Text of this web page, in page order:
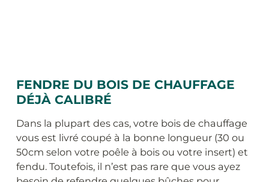
FENDRE DU BOIS DE CHAUFFAGE
DÉJÀ CALIBRÉ
Dans la plupart des cas, votre bois de chauffage
vous est livré coupé à la bonne longueur (30 ou
50cm selon votre poêle à bois ou votre insert) et
fendu. Toutefois, il n’est pas rare que vous ayez